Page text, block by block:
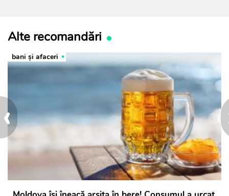
‹
Alte recomandări
bani și afaceri